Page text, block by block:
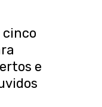
cinco
e